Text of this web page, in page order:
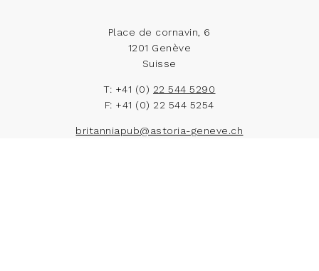
Place de cornavin, 6
1201 Genève
Suisse
T: +41 (0) 22 544 5290
F: +41 (0) 22 544 5254
britanniapub@astoria-geneve.ch